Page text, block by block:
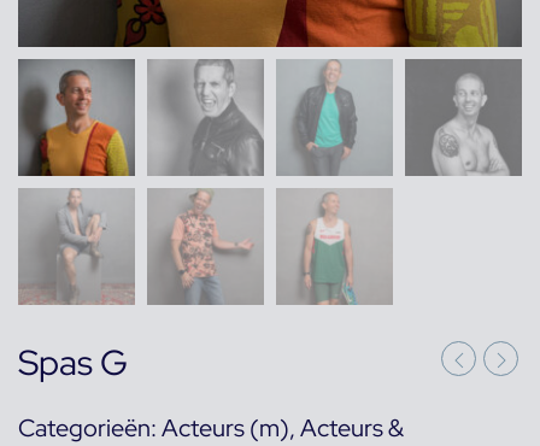
Spas G
Categorieën:Acteurs (m),Acteurs &